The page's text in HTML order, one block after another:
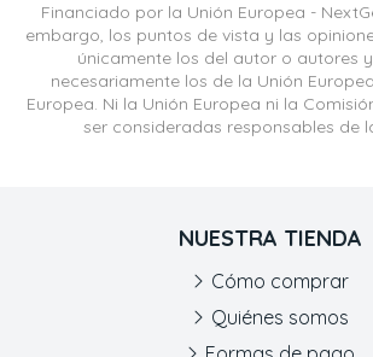
Financiado por la Unión Europea -
embargo, los puntos de vista y las
únicamente los del autor o autores
necesariamente los de la Unión
Europea. Ni la Unión Europea ni la
ser consideradas responsables de
NUESTRA TIENDA
Cómo comprar
Quiénes somos